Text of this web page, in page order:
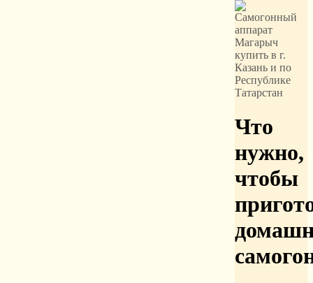
Что
нужно,
чтобы